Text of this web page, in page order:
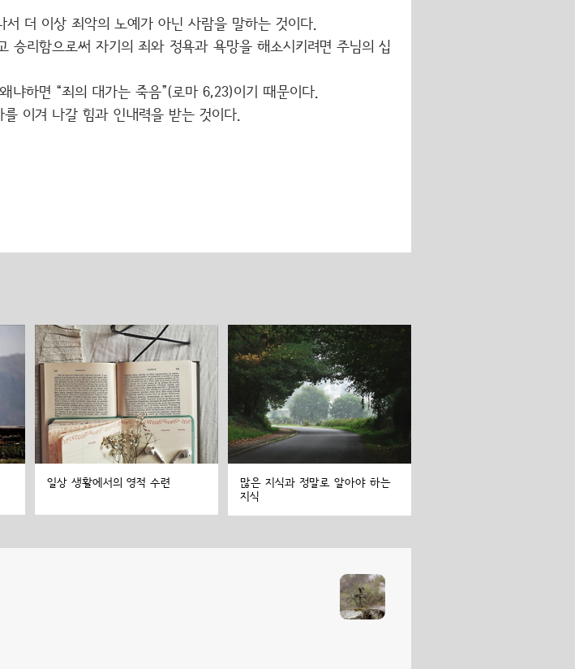
서 더 이상 죄악의 노예가 아닌 사람을 말하는 것이다.
승리함으로써 자기의 죄와 정욕과 욕망을 해소시키려면 주님의 십
냐하면 “죄의 대가는 죽음”(로마 6,23)이기 때문이다.
이겨 나갈 힘과 인내력을 받는 것이다.
일상 생활에서의 영적 수련
많은 지식과 정말로 알아야 하는
지식